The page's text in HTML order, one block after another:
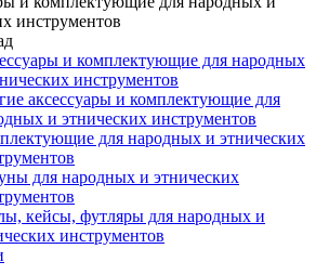
инструментов
и комплектующие для народных
инструментов
аксессуары и комплектующие для
и этнических инструментов
для народных и этнических
для народных и этнических
кейсы, футляры для народных и
инструментов